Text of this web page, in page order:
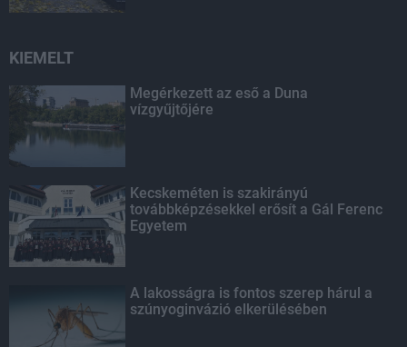
KIEMELT
Megérkezett az eső a Duna
vízgyűjtőjére
Kecskeméten is szakirányú
továbbképzésekkel erősít a Gál Ferenc
Egyetem
A lakosságra is fontos szerep hárul a
szúnyoginvázió elkerülésében